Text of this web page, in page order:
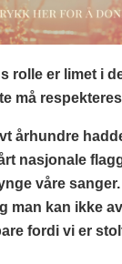
rolle er limet i
må
århundre
nasjonale
våre
man kan ikke
fordi vi er